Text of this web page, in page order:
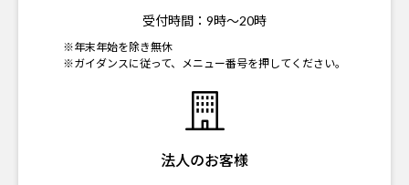
受付時間： 9時～20時
※年末年始を除き無休
※ガイダンスに従って、メニュー番号を押してください。
法人のお客様